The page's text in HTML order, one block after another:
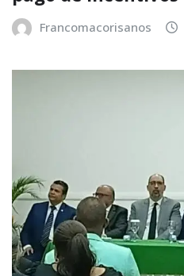
Francomacorisanos